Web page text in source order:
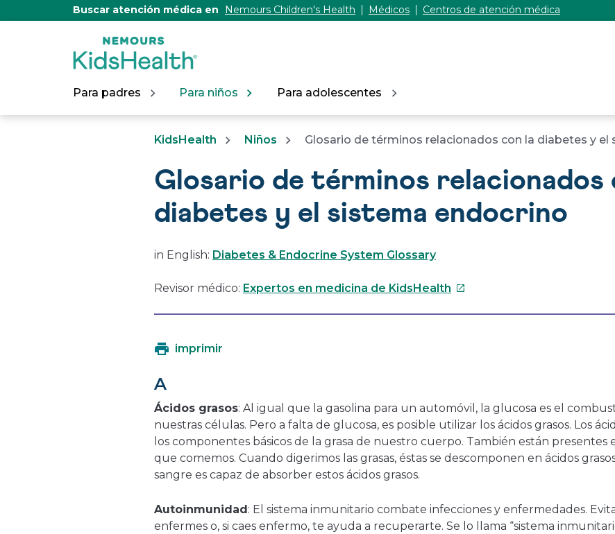
Buscar atención médica en Nemours Children's Health Médicos Centros de atención médica
Para padres Para niños Para adolescentes
KidsHealth Niños Glosario de términos relacionados con la diabetes y el
Glosario de términos relacionados
diabetes y el sistema endocrino
in English: Diabetes & Endocrine System Glossary
Revisor médico: Expertos en medicina de KidsHealth Este
ventana
imprimir
A
Ácidos grasos: Al igual que la gasolina para un automóvil, la glucosa es el
nuestras células. Pero a falta de glucosa, es posible utilizar los ácidos grasos. Los
los componentes básicos de la grasa de nuestro cuerpo. También están presentes
que comemos. Cuando digerimos las grasas, éstas se descomponen en ácidos
sangre es capaz de absorber estos ácidos grasos.
Autoinmunidad : El sistema inmunitario combate infecciones y enfermedades.
enfermes o, si caes enfermo, te ayuda a recuperarte. Se lo llama “sistema